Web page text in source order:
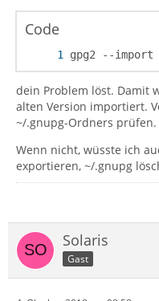
Code
gpg2 --import
dein Problem löst. Damit
alten Version importiert.
~/.gnupg-Ordners prüfen.
Wenn nicht, wüsste ich
exportieren, ~/.gnupg
Solaris
Gast